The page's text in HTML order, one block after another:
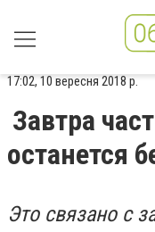
17:02, 10 вересня 2018 р.
Завтра
останется
Это связано с